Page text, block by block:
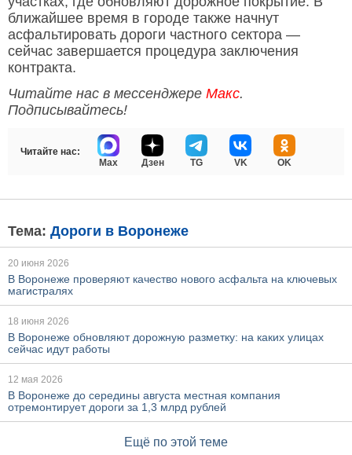
ближайшее время в городе также начнут
асфальтировать дороги частного сектора —
сейчас завершается процедура заключения
контракта.
Читайте нас в мессенджере Макс.
Подписывайтесь!
Читайте нас:
Max
Дзен TG VK OK
Тема: Дороги в Воронеже
20 июня 2026
В Воронеже проверяют качество нового асфальта на ключевых
магистралях
18 июня 2026
В Воронеже обновляют дорожную разметку: на каких улицах
сейчас идут работы
12 мая 2026
В Воронеже до середины августа местная компания
отремонтирует дороги за 1,3 млрд рублей
Ещё по этой теме